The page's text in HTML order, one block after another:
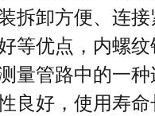
拆卸方便、连
等优点，内螺
量管路中的一
良好，使用寿